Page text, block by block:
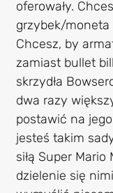
oferowały.
grzybek/moneta
Chcesz, by
zamiast bullet
skrzydła
dwa razy
postawić na
jesteś takim
siłą Super
dzielenie się